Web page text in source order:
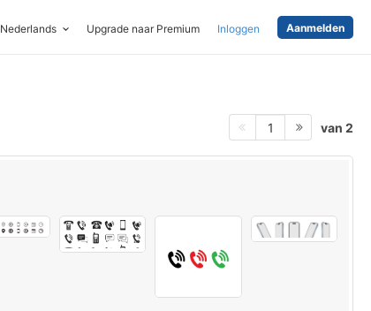
Nederlands Upgrade naar Premium Inloggen Aanmelden
1 van 2